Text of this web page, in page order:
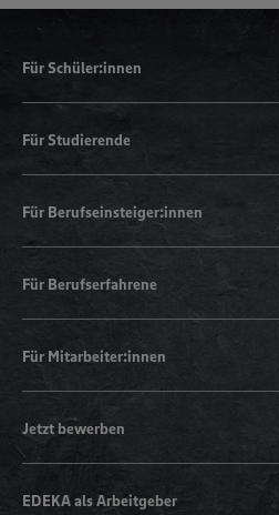
Für Schüler:innen
Für Studierende
Für Berufseinsteiger:innen
Für Berufserfahrene
Für Mitarbeiter:innen
Jetzt bewerben
EDEKA als Arbeitgeber